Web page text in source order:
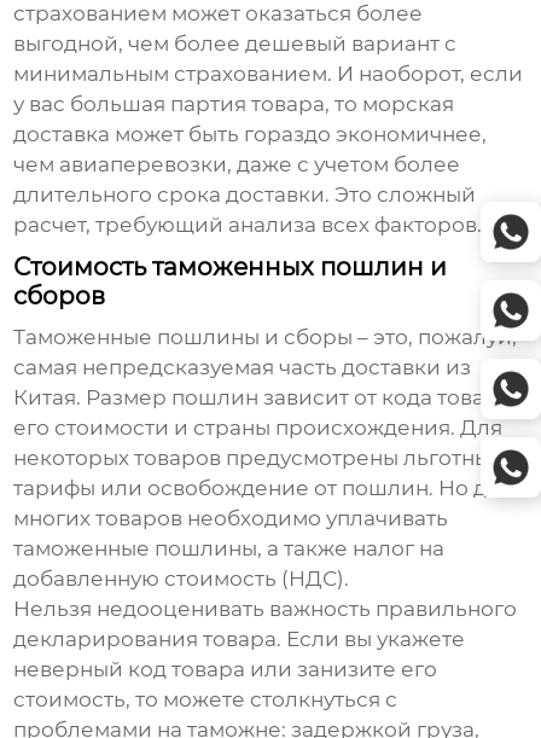
страхованием может оказаться более
выгодной, чем более дешевый вариант с
минимальным страхованием. И наоборот, если
у вас большая партия товара, то морская
доставка может быть гораздо экономичнее,
чем авиаперевозки, даже с учетом более
длительного срока доставки. Это сложный
расчет, требующий анализа всех факторов.
Стоимость таможенных пошлин и
сборов
Таможенные пошлины и сборы – это, пожалуй,
самая непредсказуемая частьдоставки из
Китая. Размер пошлин зависит от кода товара,
его стоимости и страны происхождения. Для
некоторых товаров предусмотрены льготные
тарифы или освобождение от пошлин. Но для
многих товаров необходимо уплачивать
таможенные пошлины, а также налог на
добавленную стоимость (НДС).
Нельзя недооценивать важность правильного
декларирования товара. Если вы укажете
неверный код товара или занизите его
стоимость, то можете столкнуться с
проблемами на таможне: задержкой груза,